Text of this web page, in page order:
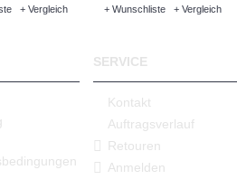
+ Vergleich + Wunschliste + Vergleich
SERVICE
Kontakt
Auftragsverlauf
Retouren
Anmelden